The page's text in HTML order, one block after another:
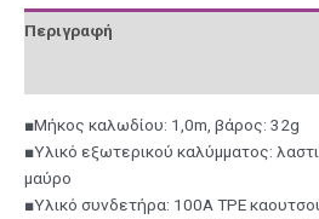
Περιγραφή
■Μήκος καλωδίου: 1,0m, βάρος: 32g
■Υλικό εξωτερικού καλύμματος:
μαύρο
■Υλικό συνδετήρα: 100A TPE